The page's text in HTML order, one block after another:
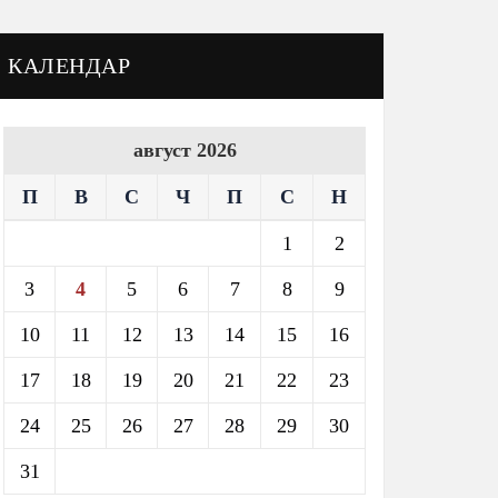
КАЛЕНДАР
август 2026
П В С Ч П С Н
1 2
3 4 5 6 7 8 9
10 11 12 13 14 15 16
17 18 19 20 21 22 23
24 25 26 27 28 29 30
31